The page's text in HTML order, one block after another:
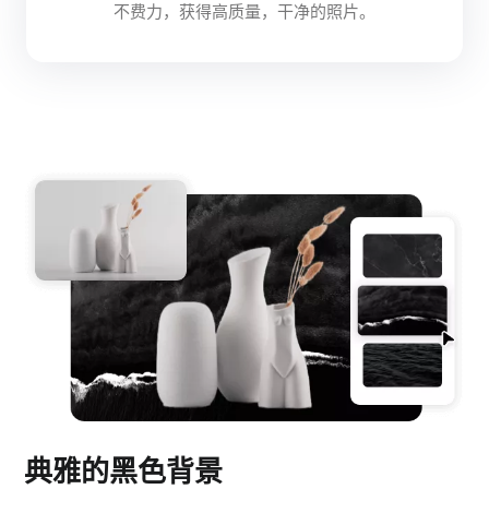
不费力，获得高质量，干净的照片。
典雅的黑色背景